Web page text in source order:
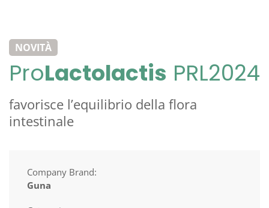
NOVITÀ
ProLactolactis PRL2024
favorisce l’equilibrio della flora
intestinale
Company Brand:
Guna